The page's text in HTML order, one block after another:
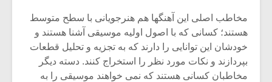
مخاطب اصلی این آهنگها هم هنرجویانی با سطح متوسط
هستند؛ کسانی که با اصول اولیه موسیقی آشنا هستند و
خودشان این توانایی را دارند که به تجزیه و تحلیل قطعات
بپردازند و نکات مورد نظر را استخراج کنند. دسته دیگر
مخاطبان کسانی هستند که نمی خواهند موسیقی را به